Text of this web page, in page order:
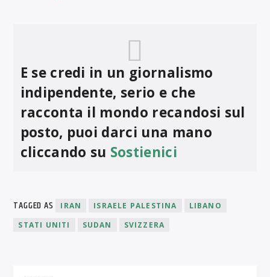
E se credi in un giornalismo
indipendente, serio e che
racconta il mondo recandosi sul
posto, puoi darci una mano
cliccando su Sostienici
TAGGED AS IRAN ISRAELE PALESTINA
LIBANO
STATI UNITI
SUDAN SVIZZERA